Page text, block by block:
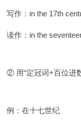
写作：in the 17th
读作：in the
② 用“定冠词+百位进
例：在十七世纪